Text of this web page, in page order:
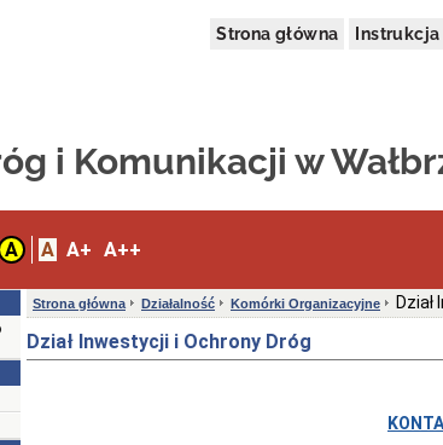
Strona główna Instrukcja
i Komunikacji w
A A A+ A++
Strona główna Działalność Komórki Organizacyjne
Dział Inwestycji i Ochrony Dróg